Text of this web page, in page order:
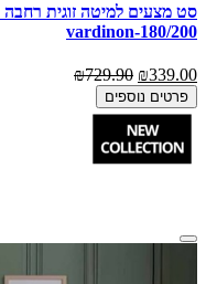
180/200-vardinon
₪339.00
₪729.90
פרטים נוספים